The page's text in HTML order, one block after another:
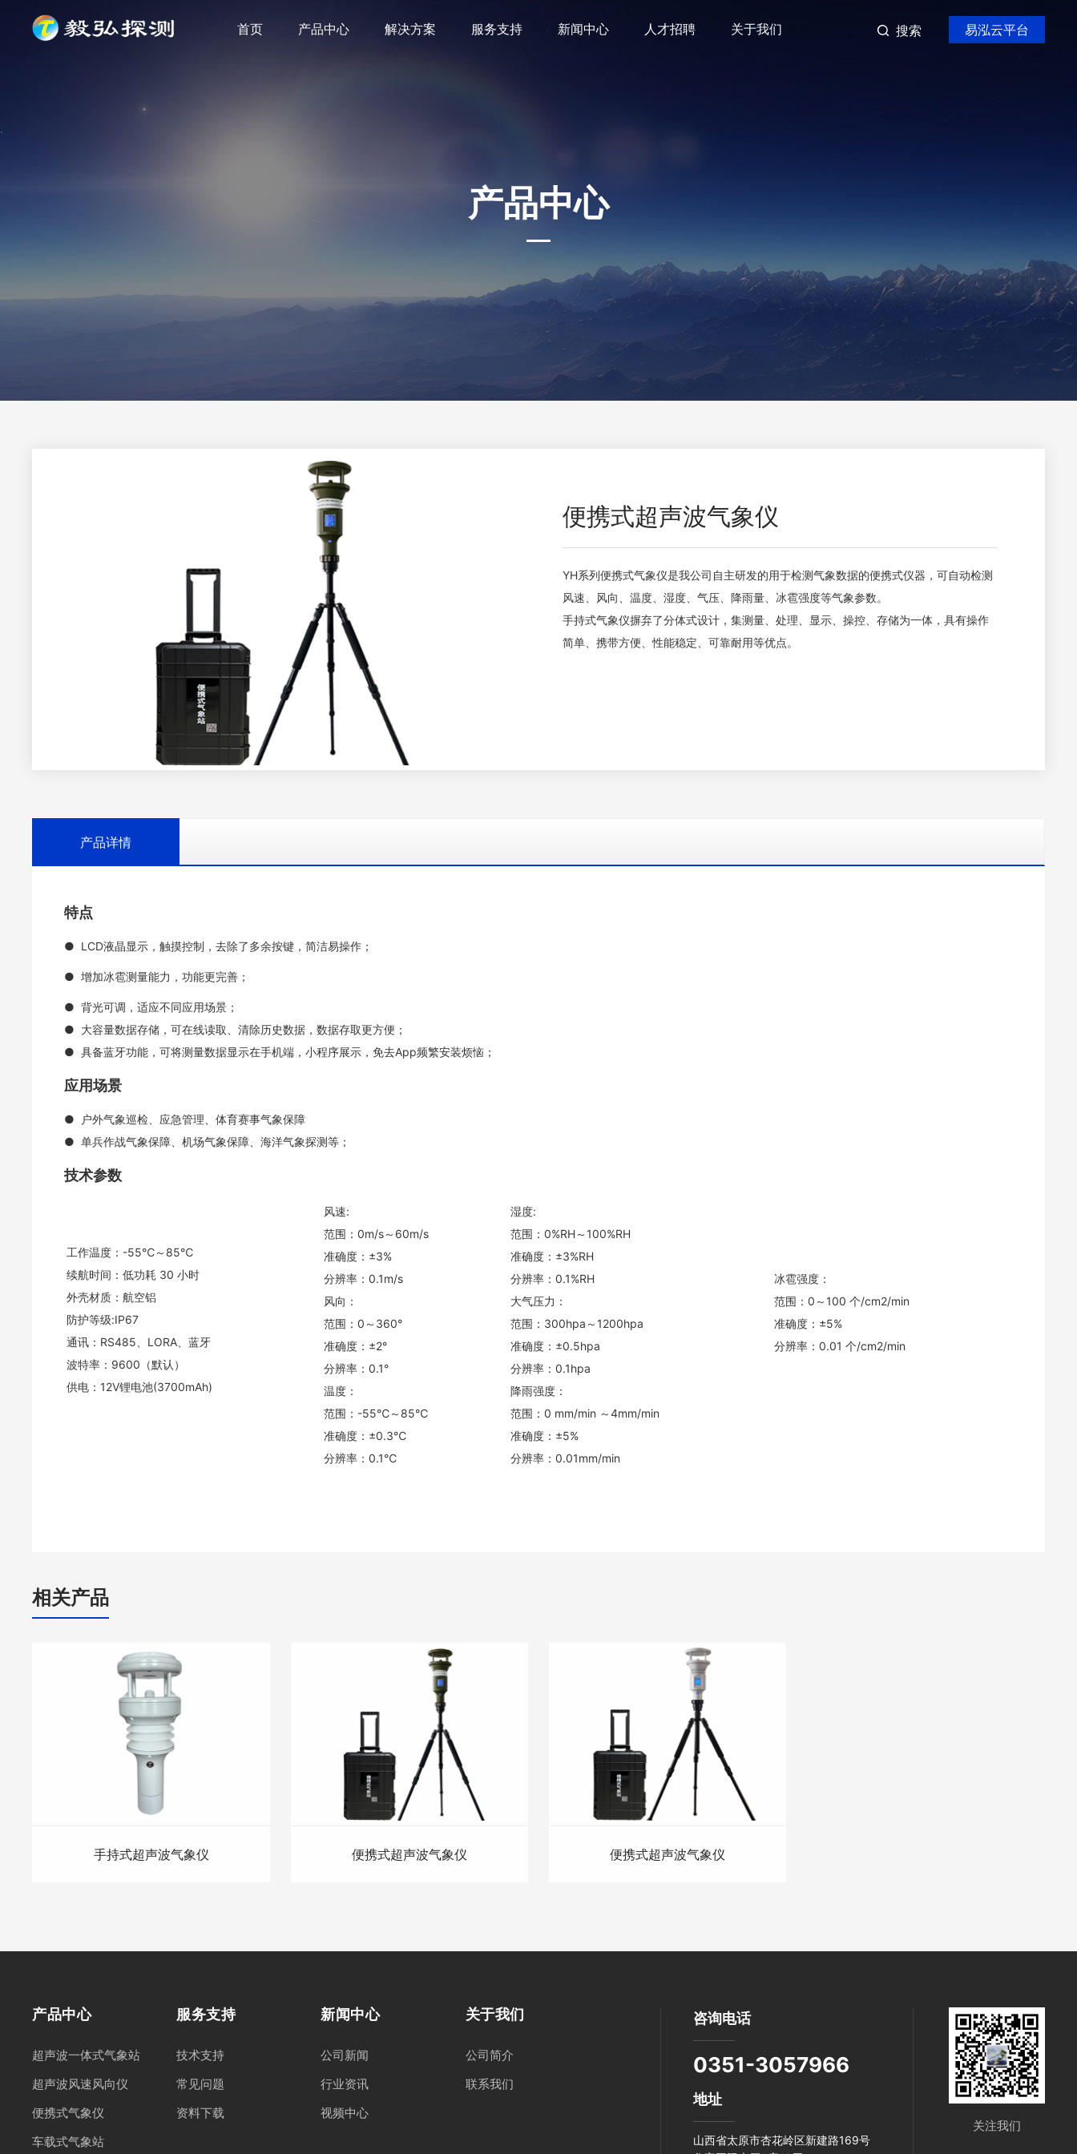
首页 产品中心 解决方案 服务支持 新闻中心 人才招聘 关于我们 搜索 易泓云平台
产品中心
便携式超声波气象仪
YH系列便携式气象仪是我公司自主研发的用于检测气象数据的便携式仪器，可自动检测
风速、风向、温度、湿度、气压、降雨量、冰雹强度等气象参数。
手持式气象仪摒弃了分体式设计，集测量、处理、显示、操控、存储为一体，具有操作
简单、携带方便、性能稳定、可靠耐用等优点。
产品详情
特点
● LCD液晶显示，触摸控制，去除了多余按键，简洁易操作；
● 增加冰雹测量能力，功能更完善；
● 背光可调，适应不同应用场景；
● 大容量数据存储，可在线读取、清除历史数据，数据存取更方便；
● 具备蓝牙功能，可将测量数据显示在手机端，小程序展示，免去App频繁安装烦恼；
应用场景
●
户外气象巡检、应急管理、体育赛事气象保障
● 单兵作战气象保障、机场气象保障、海洋气象探测等；
技术参数
工作温度：-55℃～85℃
续航时间：低功耗 30 小时
外壳材质：航空铝
防护等级:IP67
通讯：RS485、LORA、蓝牙
波特率：9600（默认）
供电：12V锂电池(3700mAh)
风速:
范围：0m/s～60m/s
准确度：±3%
分辨率：0.1m/s
风向：
范围：0～360°
准确度：±2°
分辨率：0.1°
温度：
范围：-55℃～85℃
准确度：±0.3℃
分辨率：0.1℃
湿度:
范围：0%RH～100%RH
准确度：±3%RH
分辨率：0.1%RH
大气压力：
范围：300hpa～1200hpa
准确度：±0.5hpa
分辨率：0.1hpa
降雨强度：
范围：0 mm/min ～4mm/min
准确度：±5%
分辨率：0.01mm/min
冰雹强度：
范围：0～100 个/cm2/min
准确度：±5%
分辨率：0.01 个/cm2/min
相关产品
手持式超声波气象仪 便携式超声波气象仪 便携式超声波气象仪
产品中心
超声波一体式气象站
超声波风速风向仪
便携式气象仪
车载式气象站
服务支持
技术支持
常见问题
资料下载
新闻中心
公司新闻
行业资讯
视频中心
关于我们
公司简介
联系我们
咨询电话
0351-3057966
地址
山西省太原市杏花岭区新建路169号
关注我们